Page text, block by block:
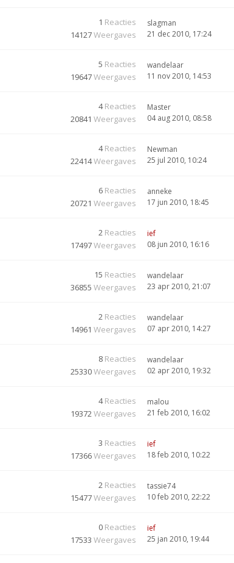
1 Reacties
14127Weergaves
slagman
21 dec 2010, 17:24
5 Reacties
19647Weergaves
wandelaar
11 nov 2010, 14:53
4Reacties
20841 Weergaves
Master
04 aug 2010, 08:58
4Reacties
22414Weergaves
Newman
25 jul 2010, 10:24
6 Reacties
20721 Weergaves
anneke
17 jun 2010, 18:45
2 Reacties
17497Weergaves
ief
08 jun 2010, 16:16
15 Reacties
36855 Weergaves
wandelaar
23 apr 2010, 21:07
2 Reacties
14961 Weergaves
wandelaar
07 apr 2010, 14:27
8 Reacties
25330Weergaves
wandelaar
02 apr 2010, 19:32
4Reacties
19372Weergaves
malou
21 feb 2010, 16:02
3 Reacties
17366Weergaves
ief
18 feb 2010, 10:22
2 Reacties
15477Weergaves
tassie74
10 feb 2010, 22:22
0 Reacties
17533 Weergaves
ief
25 jan 2010, 19:44